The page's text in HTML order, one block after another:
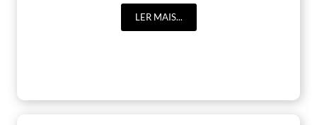
LER MAIS...